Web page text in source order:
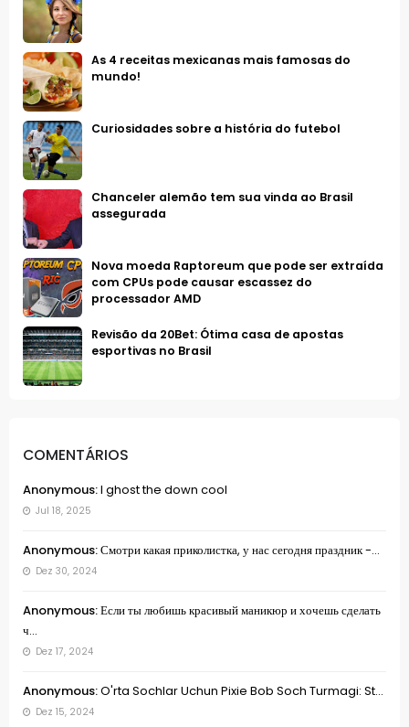
COMENTÁRIOS
Anonymous:I ghost the down cool
Jul 18, 2025
Anonymous:Смотри какая приколистка, у нас сегодня праздник -...
Dez 30, 2024
Anonymous:Если ты любишь красивый маникюр и хочешь сделать
ч...
Dez 17, 2024
Anonymous:O'rta Sochlar Uchun Pixie Bob Soch Turmagi: St...
Dez 15, 2024
As 4 receitas mexicanas mais famosas do
mundo!
Curiosidades sobre a história do futebol
Chanceler alemão tem sua vinda ao Brasil
assegurada
Nova moeda Raptoreum que pode ser extraída
com CPUs pode causar escassez do
processador AMD
Revisão da 20Bet: Ótima casa de apostas
esportivas no Brasil